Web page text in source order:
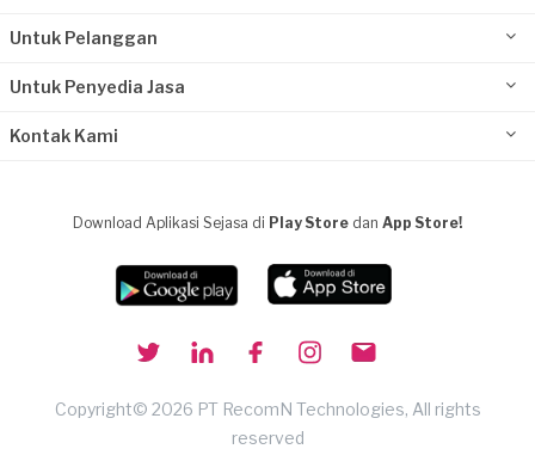
Untuk Pelanggan
Untuk Penyedia Jasa
Kontak Kami
Download Aplikasi Sejasa di Play Store dan App Store!
Copyright© 2026 PT RecomN Technologies, All rights
reserved